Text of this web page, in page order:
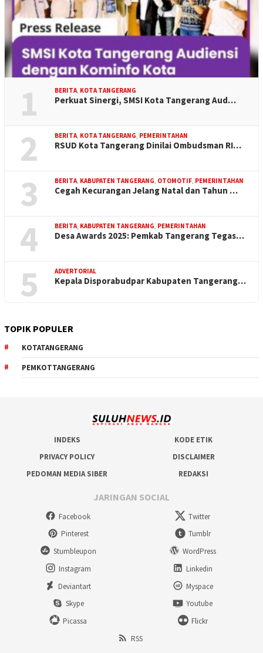
1 BERITA, KOTA TANGERANG
Perkuat Sinergi, SMSI Kota Tangerang Aud…
2 BERITA, KOTA TANGERANG, PEMERINTAHAN
RSUD Kota Tangerang Dinilai Ombudsman RI…
3 BERITA, KABUPATEN TANGERANG, OTOMOTIF, PEMERINTAHAN
Cegah Kecurangan Jelang Natal dan Tahun …
4 BERITA, KABUPATEN TANGERANG, PEMERINTAHAN
Desa Awards 2025: Pemkab Tangerang Tegas…
5 ADVERTORIAL
Kepala Disporabudpar Kabupaten Tangerang…
TOPIK POPULER
KOTATANGERANG
PEMKOTTANGERANG
INDEKS
KODE ETIK
PRIVACY POLICY
DISCLAIMER
PEDOMAN MEDIA SIBER
REDAKSI
JARINGAN SOCIAL
Facebook
Twitter
Pinterest
Tumblr
Stumbleupon
WordPress
Instagram
Linkedin
Deviantart
Myspace
Skype
Youtube
Picassa
Flickr
RSS